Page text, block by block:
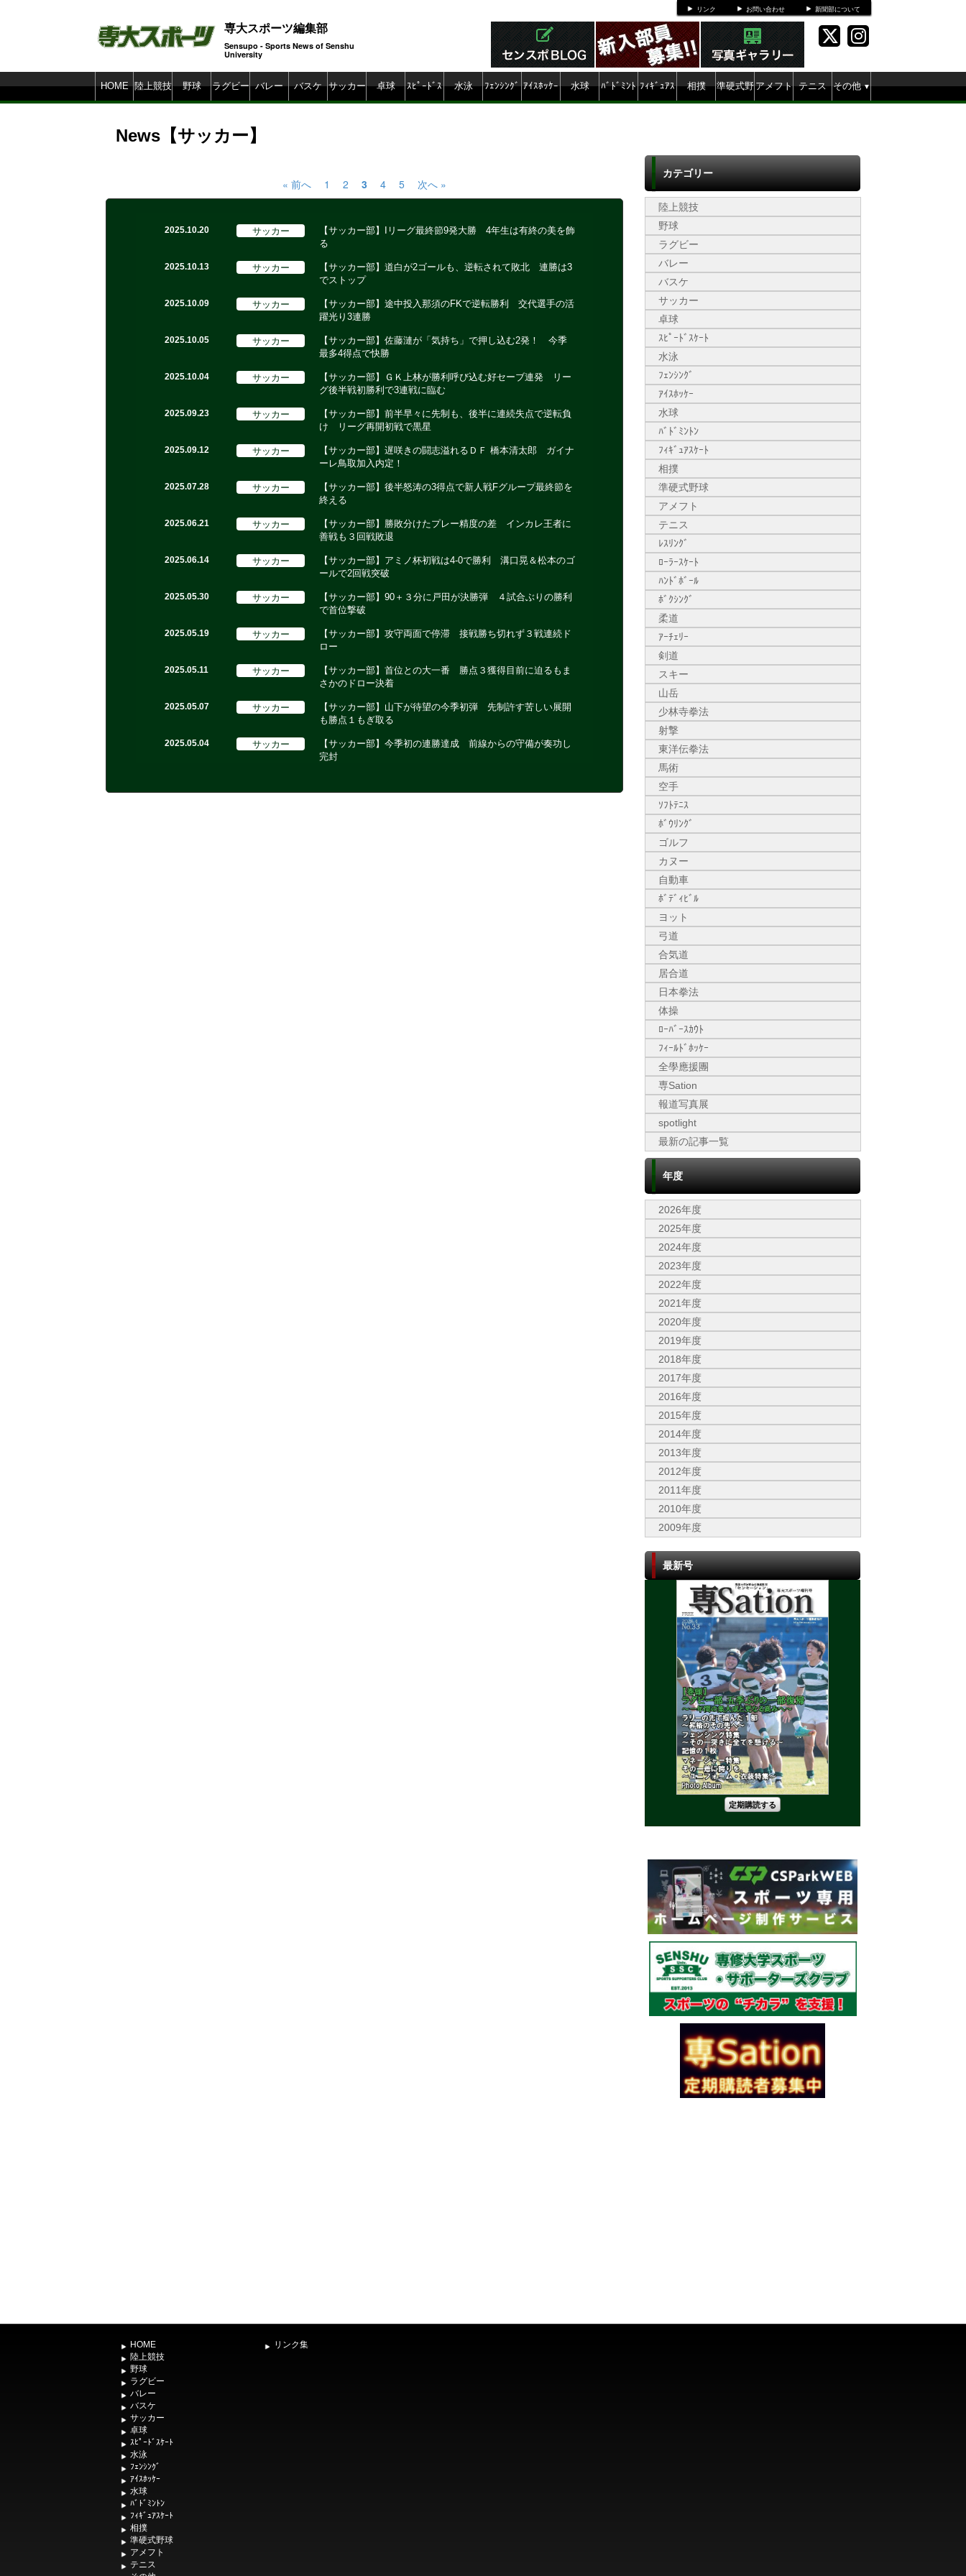
リンク お問い合わせ 新聞部について
専大スポーツ編集部
Sensupo - Sports News of Senshu
University
HOME 陸上競技 野球 ラグビー バレー バスケ サッカー 卓球 ｽﾋﾟｰﾄﾞｽ 水泳 ﾌｪﾝｼﾝｸﾞ ｱｲｽﾎｯｹｰ 水球 ﾊﾞﾄﾞﾐﾝﾄ ﾌｨｷﾞｭｱｽ 相撲 準硬式野アメフト テニス その他▼
News【サッカー】
« 前へ 1 2 3 4 5 次へ »
2025.10.20 サッカー
【サッカー部】Iリーグ最終節9発大勝 4年生は有終の美を飾
る
2025.10.13 サッカー
【サッカー部】道白が2ゴールも、逆転されて敗北 連勝は3
でストップ
2025.10.09 サッカー
【サッカー部】途中投入那須のFKで逆転勝利 交代選手の活
躍光り3連勝
2025.10.05 サッカー
【サッカー部】佐藤漣が「気持ち」で押し込む2発！ 今季
最多4得点で快勝
2025.10.04 サッカー
【サッカー部】ＧＫ上林が勝利呼び込む好セーブ連発 リー
グ後半戦初勝利で3連戦に臨む
2025.09.23 サッカー
【サッカー部】前半早々に先制も、後半に連続失点で逆転負
け リーグ再開初戦で黒星
2025.09.12 サッカー
【サッカー部】遅咲きの闘志溢れるＤＦ 橋本清太郎 ガイナ
ーレ鳥取加入内定！
2025.07.28 サッカー
【サッカー部】後半怒涛の3得点で新人戦Fグループ最終節を
終える
2025.06.21 サッカー
【サッカー部】勝敗分けたプレー精度の差 インカレ王者に
善戦も３回戦敗退
2025.06.14 サッカー
【サッカー部】アミノ杯初戦は4-0で勝利 溝口晃＆松本のゴ
ールで2回戦突破
2025.05.30 サッカー
【サッカー部】90＋３分に戸田が決勝弾 ４試合ぶりの勝利
で首位撃破
2025.05.19 サッカー
【サッカー部】攻守両面で停滞 接戦勝ち切れず３戦連続ド
ロー
2025.05.11 サッカー
【サッカー部】首位との大一番 勝点３獲得目前に迫るもま
さかのドロー決着
2025.05.07 サッカー
【サッカー部】山下が待望の今季初弾 先制許す苦しい展開
も勝点１もぎ取る
2025.05.04 サッカー
【サッカー部】今季初の連勝達成 前線からの守備が奏功し
完封
カテゴリー
陸上競技
野球
ラグビー
バレー
バスケ
サッカー
卓球
ｽﾋﾟｰﾄﾞｽｹｰﾄ
水泳
ﾌｪﾝｼﾝｸﾞ
ｱｲｽﾎｯｹｰ
水球
ﾊﾞﾄﾞﾐﾝﾄﾝ
ﾌｨｷﾞｭｱｽｹｰﾄ
相撲
準硬式野球
アメフト
テニス
ﾚｽﾘﾝｸﾞ
ﾛｰﾗｰｽｹｰﾄ
ﾊﾝﾄﾞﾎﾞｰﾙ
ﾎﾞｸｼﾝｸﾞ
柔道
ｱｰﾁｪﾘｰ
剣道
スキー
山岳
少林寺拳法
射撃
東洋伝拳法
馬術
空手
ｿﾌﾄﾃﾆｽ
ﾎﾞｳﾘﾝｸﾞ
ゴルフ
カヌー
自動車
ﾎﾞﾃﾞｨﾋﾞﾙ
ヨット
弓道
合気道
居合道
日本拳法
体操
ﾛｰﾊﾞｰｽｶｳﾄ
ﾌｨｰﾙﾄﾞﾎｯｹｰ
全學應援團
専Sation
報道写真展
spotlight
最新の記事一覧
年度
2026年度
2025年度
2024年度
2023年度
2022年度
2021年度
2020年度
2019年度
2018年度
2017年度
2016年度
2015年度
2014年度
2013年度
2012年度
2011年度
2010年度
2009年度
最新号
定期購読する
HOME
陸上競技
野球
ラグビー
バレー
バスケ
サッカー
卓球
ｽﾋﾟｰﾄﾞｽｹｰﾄ
水泳
ﾌｪﾝｼﾝｸﾞ
ｱｲｽﾎｯｹｰ
水球
ﾊﾞﾄﾞﾐﾝﾄﾝ
ﾌｨｷﾞｭｱｽｹｰﾄ
相撲
準硬式野球
アメフト
テニス
リンク集